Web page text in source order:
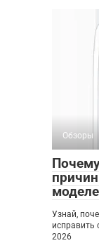
Обзоры
Узнай,
исправить
2026